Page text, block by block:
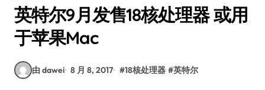
英特尔9月发售18核处理器 或用
于苹果Mac
由 dawei 8 月 8, 2017 #18核处理器 #英特尔